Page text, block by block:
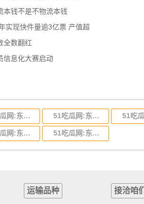
本钱不是不物流本钱
实现快件量逾3亿票 产值超
全数翻红
信息化大赛启动
51吃瓜网:东莞到陕西省物流运输,东莞到陕西省物流公司 51吃瓜网:东莞到贵州省物流运输,东莞到贵州省物流公司
51吃瓜网:东莞到福建省物流运输,东莞到福建省物流公司 51吃瓜网:东莞到广西物流专线,东莞到广西物流公司
运输品种 接洽咱们